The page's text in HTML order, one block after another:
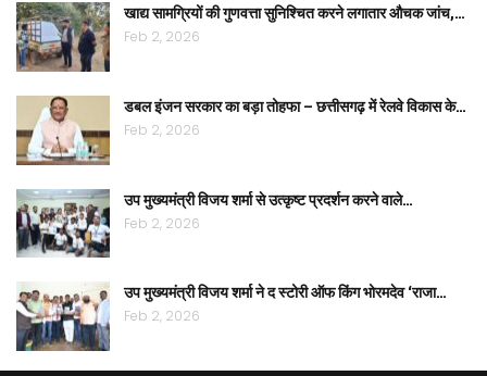
खाद्य सामग्रियों की गुणवत्ता सुनिश्चित करने लगातार औचक जांच,…
Feb 2, 2026
डबल इंजन सरकार का बड़ा तोहफा – छत्तीसगढ़ में रेलवे विकास के…
Feb 2, 2026
उप मुख्यमंत्री विजय शर्मा से उत्कृष्ट प्रदर्शन करने वाले…
Feb 2, 2026
उप मुख्यमंत्री विजय शर्मा ने द स्टोरी ऑफ किंग भोरमदेव ‘राजा…
Feb 2, 2026